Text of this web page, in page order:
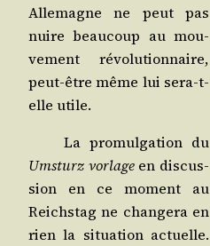
Alle­magne ne peut pas
nuire beau­coup au mou­
ve­ment révo­lu­tion­naire,
peut-être même lui sera-t-
elle utile.
La pro­mul­ga­tion du
Umsturz vor­lageen dis­cus­
sion en ce moment au
Reichs­tag ne chan­ge­ra en
rien la situa­tion actuelle.